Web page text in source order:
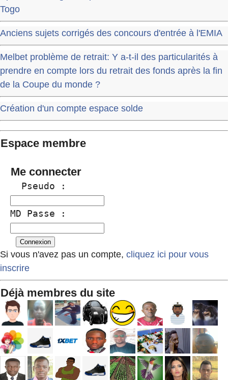
Togo
Anciens sujets corrigés des concours d'entrée à l'EMIA
Melbet problème de retrait: Y a-t-il des particularités à
prendre en compte lors du retrait des fonds après la fin
de la Coupe du monde ?
Création d'un compte espace solde
Espace membre
Me connecter
  Pseudo :
MD Passe :
Si vous n'avez pas un compte, cliquez ici pour vous
inscrire
Déjà membres du site